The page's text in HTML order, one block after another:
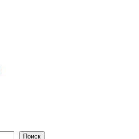
Поиск